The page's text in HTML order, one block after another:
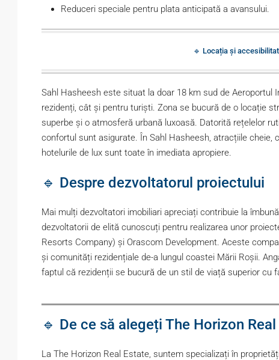
Reduceri speciale pentru plata anticipată a avansului.
🔹 Locația și
Sahl Hasheesh este situat la doar 18 km sud de
rezidenți, cât și pentru turiști. Zona se bucură de o locație
superbe și o atmosferă urbană luxoasă. Datorită rețelelor
confortul sunt asigurate. În Sahl Hasheesh, atracțiile
hotelurile de lux sunt toate în imediata apropiere.
🔹 Despre dezvoltatorul proiectului
Mai mulți dezvoltatori imobiliari apreciați contribuie la
dezvoltatorii de elită cunoscuți pentru realizarea unor
Resorts Company) și Orascom Development. Aceste
și comunități rezidențiale de-a lungul coastei Mării Roșii.
faptul că rezidenții se bucură de un stil de viață superior cu
🔹 De ce să alegeți The Horizon
La The Horizon Real Estate, suntem specializați în